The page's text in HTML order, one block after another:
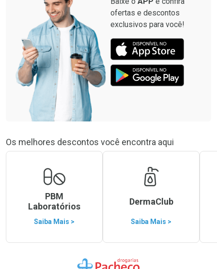
ofertas e descontos
exclusivos para você!
Os melhores descontos você encontra aqui
PBM
Laboratórios
Saiba Mais >
DermaClub
Saiba Mais >
Ir para a Home